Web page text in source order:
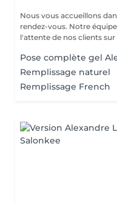
Nous vous accueillons
rendez-vous. Notre
l'attente de nos clients sur
Pose complète gel
Remplissage naturel
Remplissage French